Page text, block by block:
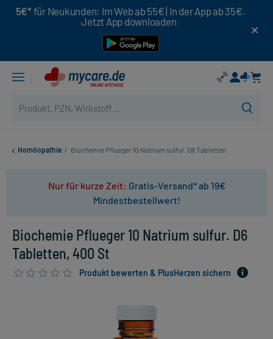
5€* für Neukunden: Im Web ab 55€ | In der App ab 35€.
Jetzt App downloaden
Homöopathie / Biochemie Pflueger 10 Natrium sulfur. D6 Tabletten
Nur für kurze Zeit: Gratis-Versand* ab 19€
Mindestbestellwert!
Biochemie Pflueger 10 Natrium sulfur. D6
Tabletten, 400 St
Produkt bewerten & PlusHerzen sichern